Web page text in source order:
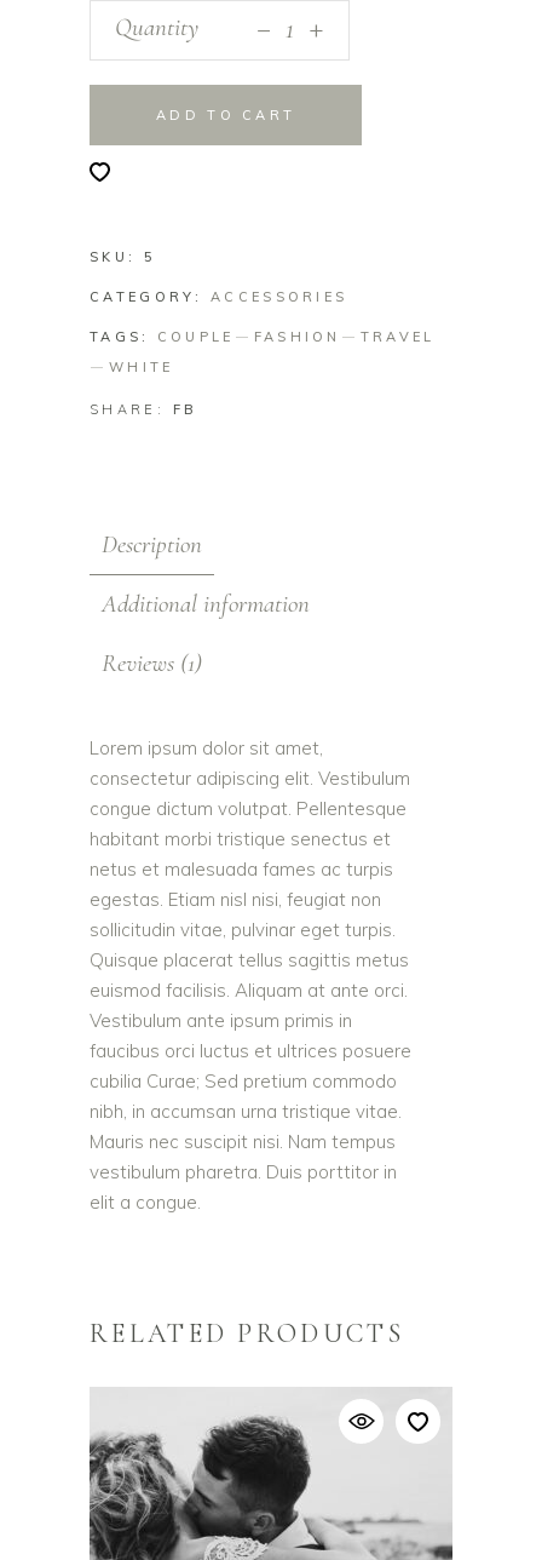
Quantity +
ADD TO CART
SKU: 5
CATEGORY:ACCESSORIES
TAGS: COUPLE FASHION
TRAVEL
WHITE
SHARE: FB
Description
Additional information
Reviews (1)
Lorem ipsum dolor sit amet,
consectetur adipiscing elit. Vestibulum
congue dictum volutpat. Pellentesque
habitant morbi tristique senectus et
netus et malesuada fames ac turpis
egestas. Etiam nisl nisi, feugiat non
sollicitudin vitae, pulvinar eget turpis.
Quisque placerat tellus sagittis metus
euismod facilisis. Aliquam at ante orci.
Vestibulum ante ipsum primis in
faucibus orci luctus et ultrices posuere
cubilia Curae; Sed pretium commodo
nibh, in accumsan urna tristique vitae.
Mauris nec suscipit nisi. Nam tempus
vestibulum pharetra. Duis porttitor in
elit a congue.
RELATED PRODUCTS